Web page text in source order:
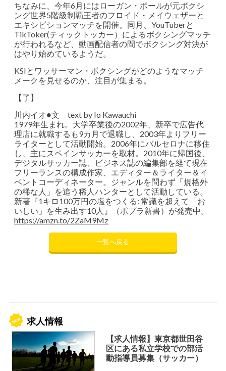
ちなみに、今年6月にはローガン・ポールが元ボクシ
ング世界5階級制覇王者のフロイド・メイウェザーと
エキシビションマッチを開催。同月、YouTuberと
TikToker(ティックトッカー）によるボクシングマッチ
が行われるなど、動画配信者の間でボクシング対決が
はやり始めているようだ。
KSIとワッサーマン・ボクシングがどのようなマッチ
メークを見せるのか、注目が集まる。
【了】
川内イオ●文 text by Io Kawauchi
1979年生まれ。大学卒業後の2002年、新卒で広告代
理店に就職するも9カ月で退職し、2003年よりフリー
ライターとして活動開始。2006年にバルセロナに移住
し、主にスペインサッカーを取材。2010年に帰国後、
デジタルサッカー誌、ビジネス誌の編集部を経て現在
フリーランスの構成作家、エディター＆ライター＆イ
ベントコーディネーター。ジャンルを問わず「規格外
の稀な人」を追う稀人ハンターとして活動している。
新著『1キロ100万円の塩をつくる: 常識を超えて「お
いしい」を生み出す10人』（ポプラ新書）が発売中。
https://amzn.to/2ZaM9Mz
一覧へ戻る
求人情報
【求人情報】東京都世田谷
区にある私立学校での部活
動指導員募集（サッカー）